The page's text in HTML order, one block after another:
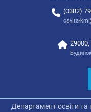
(0382)
osvita-
Департамент освіти та